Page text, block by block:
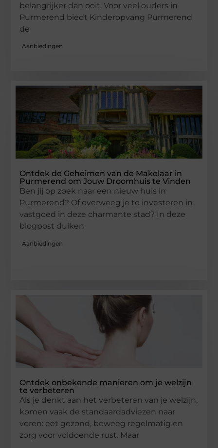
belangrijker dan ooit. Voor veel ouders in
Purmerend biedt Kinderopvang Purmerend
de
Aanbiedingen
Ontdek de Geheimen van de Makelaar in
Purmerend om Jouw Droomhuis te Vinden
Ben jij op zoek naar een nieuw huis in
Purmerend? Of overweeg je te investeren in
vastgoed in deze charmante stad? In deze
blogpost duiken
Aanbiedingen
Ontdek onbekende manieren om je welzijn
te verbeteren
Als je denkt aan het verbeteren van je welzijn,
komen vaak de standaardadviezen naar
voren: eet gezond, beweeg regelmatig en
zorg voor voldoende rust. Maar